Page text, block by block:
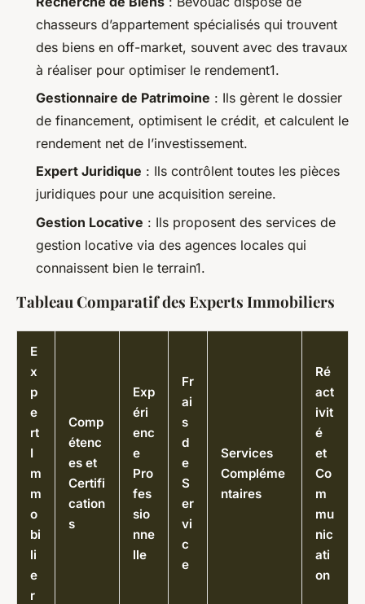
chasseurs d’appartement spécialisés qui trouvent
des biens en off-market, souvent avec des travaux
à réaliser pour optimiser le rendement1.
Gestionnaire de Patrimoine : Ils gèrent le dossier
de financement, optimisent le crédit, et calculent le
rendement net de l’investissement.
Expert Juridique : Ils contrôlent toutes les pièces
juridiques pour une acquisition sereine.
Gestion Locative : Ils proposent des services de
gestion locative via des agences locales qui
connaissent bien le terrain1.
Tableau Comparatif des Experts Immobiliers
E
x
p
e
rt
I
m
m
o
bi
li
e
r
Comp
étenc
es et
Certifi
cation
s
Exp
éri
enc
e
Pro
fes
sio
nne
lle
Fr
ai
s
d
e
S
er
vi
c
e
Services
Compléme
ntaires
Ré
act
ivit
é
et
Co
m
mu
nic
ati
on